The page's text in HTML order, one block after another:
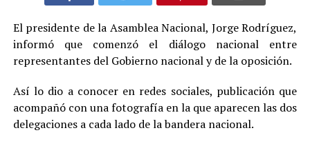
El presidente de la Asamblea Nacional, Jorge Rodríguez,
informó que comenzó el diálogo nacional entre
representantes del Gobierno nacional y de la oposición.
Así lo dio a conocer en redes sociales, publicación que
acompañó con una fotografía en la que aparecen las dos
delegaciones a cada lado de la bandera nacional.